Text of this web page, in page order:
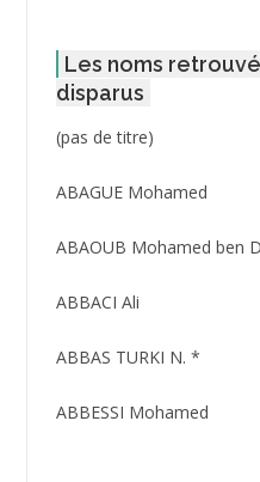
Les noms
disparus
(pas de titre)Post
3416
ABAGUE Mohamed
ABAOUB Mohamed ben
ABBACI Ali
ABBAS TURKI N. *
ABBESSI Mohamed